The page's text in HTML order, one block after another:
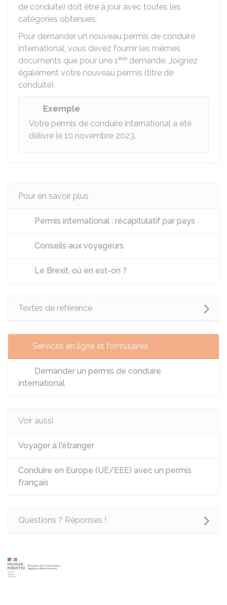
de conduite) doit être à jour avec toutes les
catégories obtenues.
Pour demander un nouveau permis de conduire
international, vous devez fournir les mêmes
documents que pour une 1ère demande. Joignez
également votre nouveau permis (titre de
conduite).
Exemple
Votre permis de conduire international a été
délivré le 10 novembre 2023.
Pour en savoir plus
Permis international : récapitulatif par pays
Conseils aux voyageurs
Le Brexit, où en est-on ?
Textes de référence
Services en ligne et formulaires
Demander un permis de conduire
international
Voir aussi
Voyager à l'étranger
Conduire en Europe (UE/EEE) avec un permis
français
Questions ? Réponses !